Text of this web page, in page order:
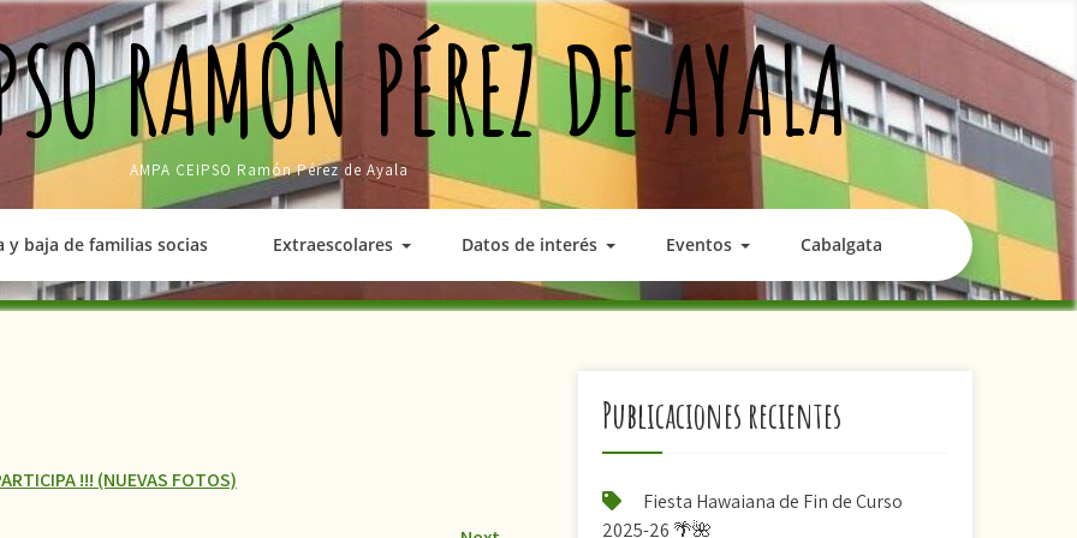
RAMÓN PÉREZ DE AYALA
AMPA CEIPSO Ramón Pérez de Ayala
y baja de familias socias Extraescolares Datos de interés Eventos Cabalgata
!!! (NUEVAS FOTOS)
Publicaciones recientes
Fiesta Hawaiana de Fin de Curso
2025-26 🌴🌺